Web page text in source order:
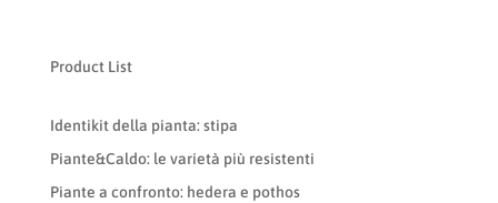
Product List
Identikit della pianta: stipa
Piante&Caldo: le varietà più resistenti
Piante a confronto: hedera e pothos